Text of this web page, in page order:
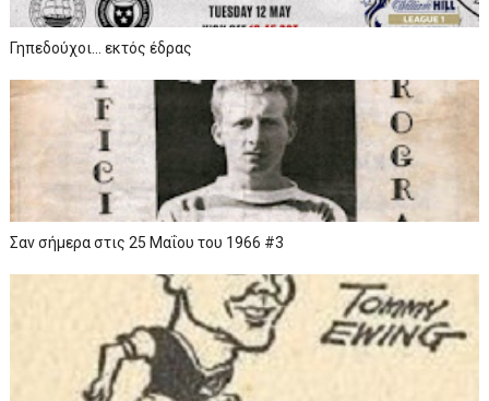
Γηπεδούχοι... εκτός έδρας
Σαν σήμερα στις 25 Μαΐου του 1966 #3